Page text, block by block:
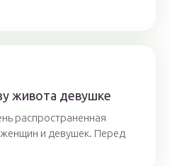
живота девушке
распространенная
и девушек. Перед